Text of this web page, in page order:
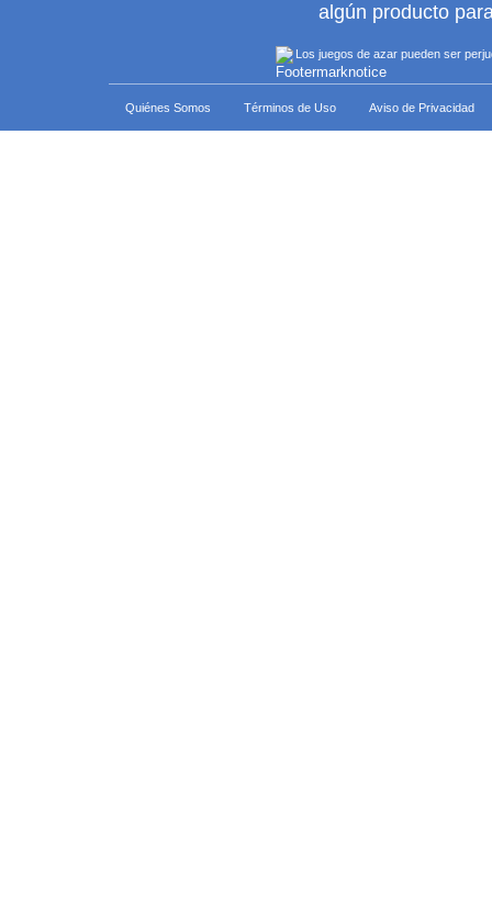
algún producto
Los juegos de azar pueden ser
Quiénes Somos Términos de Uso Aviso de Privacidad